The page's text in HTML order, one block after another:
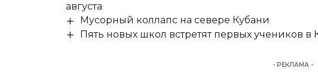
августа
Мусорный коллапс на севере Кубани
Пять новых школ встретят первых учеников в
- РЕКЛАМА -